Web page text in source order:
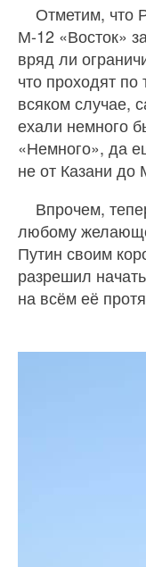
Отметим, что
М-12 «Восток»
вряд ли
что проходят по
всяком случае,
ехали немного
«Немного», да
не от Казани до
Впрочем,
любому
Путин своим
разрешил
на всём её